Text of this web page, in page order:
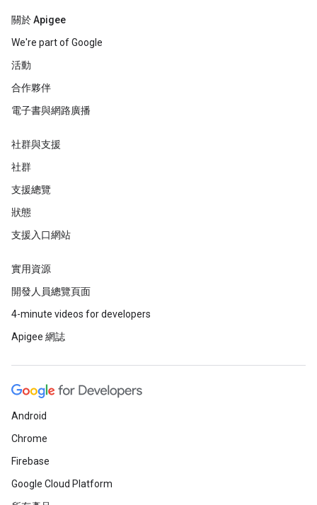
關於 Apigee
We're part of Google
活動
合作夥伴
電子書與網路廣播
社群與支援
社群
支援總覽
狀態
支援入口網站
實用資源
開發人員總覽頁面
4-minute videos for developers
Apigee 網誌
Android
Chrome
Firebase
Google Cloud Platform